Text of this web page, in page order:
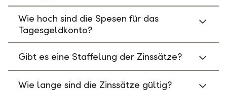
Wie hoch sind die Spesen für das
Tagesgeldkonto?
Gibt es eine Staffelung der Zinssätze?
Wie lange sind die Zinssätze gültig?